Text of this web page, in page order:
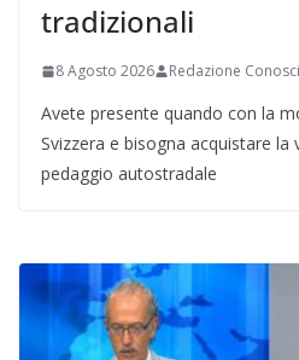
tradizionali
8 Agosto 2026 Redazione
Avete presente quando con la
Svizzera e bisogna acquistare la
pedaggio autostradale